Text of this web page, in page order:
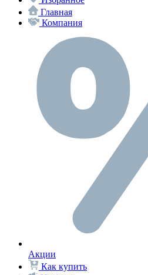
Главная
Компания
Акции
Как купить